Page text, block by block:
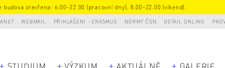
otevřena: 6.00–22.00 (pracovní dny), 8.00–22.00 (víkend).
WEBMAIL PŘIHLÁŠENÍ - ERASMUS NORMY ČSN DETAIL ONLINE